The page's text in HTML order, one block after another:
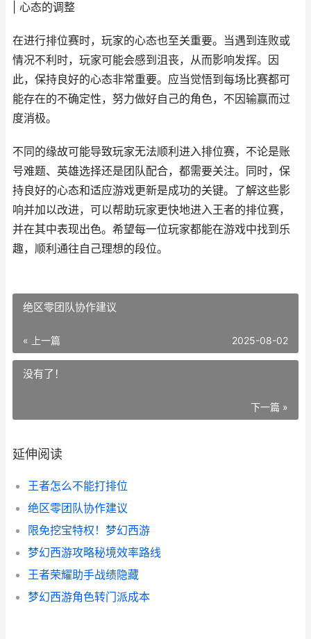
| 心态的调整
在进行排位赛时，玩家的心态也至关重要。当遇到连败或
情况不利时，玩家可能会感到沮丧，从而影响发挥。因
此，保持良好的心态非常重要。应当觉悟到每场比赛都可
能存在的不确定性，努力做好自己的角色，不因输赢而过
度消极。
不同的缘故可能导致玩家无法顺利进入排位赛，不论是账
号难题、英雄选择还是团队配合，都需要关注。同时，保
持良好的心态和适应游戏更新是成功的关键。了解这些影
响并加以改进，可以帮助玩家更快地进入王者的排位赛，
并在其中表现出色。希望每一位玩家都能在游戏中找到乐
趣，顺利通往自己理想的段位。
绝区零团队协作建议
« 上一篇 2025-08-02
没有了！
下一篇 »
延伸阅读
王者怎么不能打排位
绝区零团队协作建议
限免挖宝特权！梦幻西游
梦幻西游攻略秘境效率路线
王者荣耀助手战绩隐藏
梦幻西游角色转门派成本